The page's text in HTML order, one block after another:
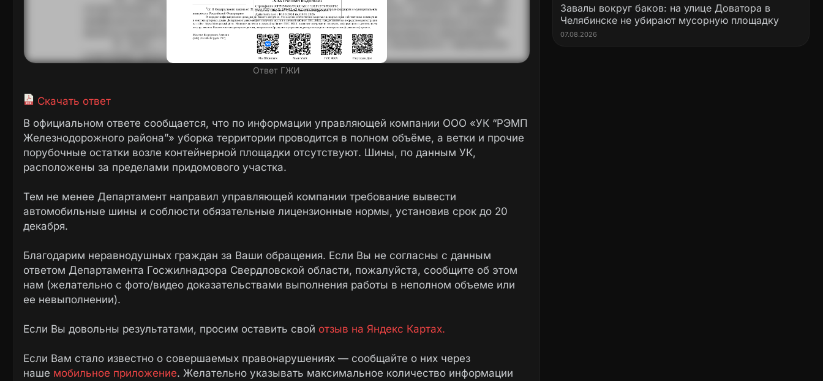
Ответ ГЖИ
Скачать ответ
В официальном ответе сообщается, что по информации управляющей компании ООО «УК “РЭМП
Железнодорожного района”» уборка территории проводится в полном объёме, а ветки и прочие
порубочные остатки возле контейнерной площадки отсутствуют. Шины, по данным УК,
расположены за пределами придомового участка.
Тем не менее Департамент направил управляющей компании требование вывести
автомобильные шины и соблюсти обязательные лицензионные нормы, установив срок до 20
декабря.
Благодарим неравнодушных граждан за Ваши обращения. Если Вы не согласны с данным
ответом Департамента Госжилнадзора Свердловской области, пожалуйста, сообщите об этом
нам (желательно с фото/видео доказательствами выполнения работы в неполном объеме или
ее невыполнении).
Если Вы довольны результатами, просим оставить свой отзыв на Яндекс Картах.
Если Вам стало известно о совершаемых правонарушениях — сообщайте о них через
наше мобильное приложение. Желательно указывать максимальное количество информации
Завалы вокруг баков: на улице Доватора в
Челябинске не убирают мусорную площадку
07.08.2026